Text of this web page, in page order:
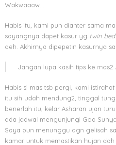
Wakwaaaw…
Habis itu, kami pun dianter sama
sayangnya dapet kasur yg twin bed
deh. Akhirnya dipepetin kasurnya
Jangan lupa kasih tips ke mas2
Habis si mas tsb pergi, kami
itu sih udah mendung2, tinggal
benerlah itu, kelar Asharan ujan
ada jadwal mengunjungi Goa
Saya pun menunggu dgn gelisah
kamar untuk memastikan hujan